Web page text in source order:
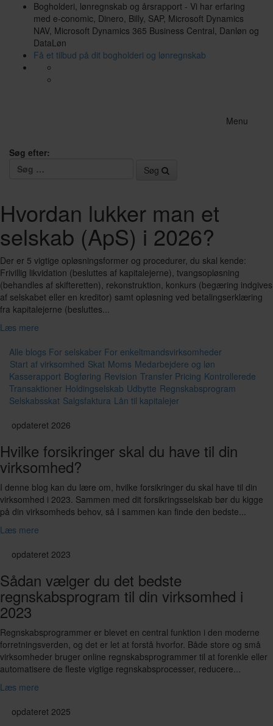
Bogholderi, lønregnskab og årsrapport - Vi har erfaring
med e-conomic, Dinero, Billy, SAP, Microsoft Dynamics
NAV, Microsoft Dynamics 365 Business Central, Danløn og
DataLøn
Få et tilbud på dit bogholderi og lønregnskab
Menu
Søg efter:
Søg
Hvordan lukker man et
selskab (ApS) i 2026?
Der er 5 vigtige opløsningsformer og procedurer, du skal kende:
Frivillig likvidation (besluttes af kapitalejerne), tvangsopløsning
(behandles af skifteretten), rekonstruktion, konkurs (begæring indgives
af selskabet eller en kreditor) samt opløsning ved betalingserklæring
fra kapitalejerne (besluttes...
Læs mere
Alle blogs For selskaber For enkeltmandsvirksomheder
Start af virksomhed Skat Moms Medarbejdere og løn
Kasserapport Bogføring Revision Transfer Pricing Kontrollerede
Transaktioner Holdingselskab Udbytte Regnskabsprogram
Selskabsskat Salgsfaktura Lån til kapitalejer
opdateret 2026
Hvilke forsikringer skal du have til din
virksomhed?
I denne blog kan du lære om, hvilke forsikringer du skal have til din
virksomhed i 2023. Sammen med dit forsikringsselskab bør du kigge
på din virksomheds behov, så I sammen kan finde den bedste...
Læs mere
opdateret 2023
Sådan vælger du det bedste
regnskabsprogram til din virksomhed i
2023
Regnskabsprogrammer er blevet en central funktion i den moderne
forretningsverden, og det er let at forstå hvorfor. Både store og små
virksomheder bruger online regnskabsprogrammer til at forenkle eller
automatisere de fleste vigtige regnskabsprocesser, reducere...
Læs mere
opdateret 2025